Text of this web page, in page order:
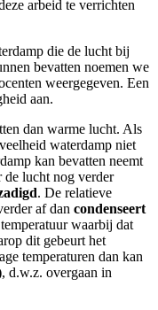
arbeid te verrichten
die de lucht bij
bevatten noemen we
weergegeven. Een
aan.
dan warme lucht. Als
waterdamp niet
kan bevatten neemt
de lucht nog verder
. De relatieve
af dan condenseert
waarbij dat
dit gebeurt het
temperaturen dan kan
, d.w.z. overgaan in